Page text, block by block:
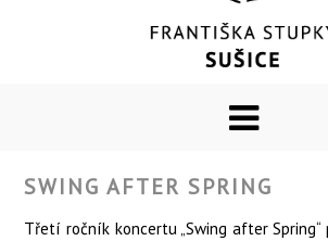
SWING AFTER SPRING
Třetí ročník koncertu „Swing after